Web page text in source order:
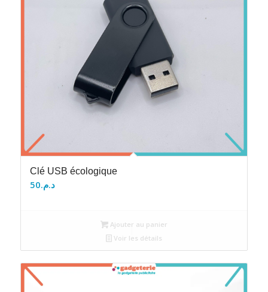
Clé USB écologique
د.م.50
Ajouter au panier
Voir les détails